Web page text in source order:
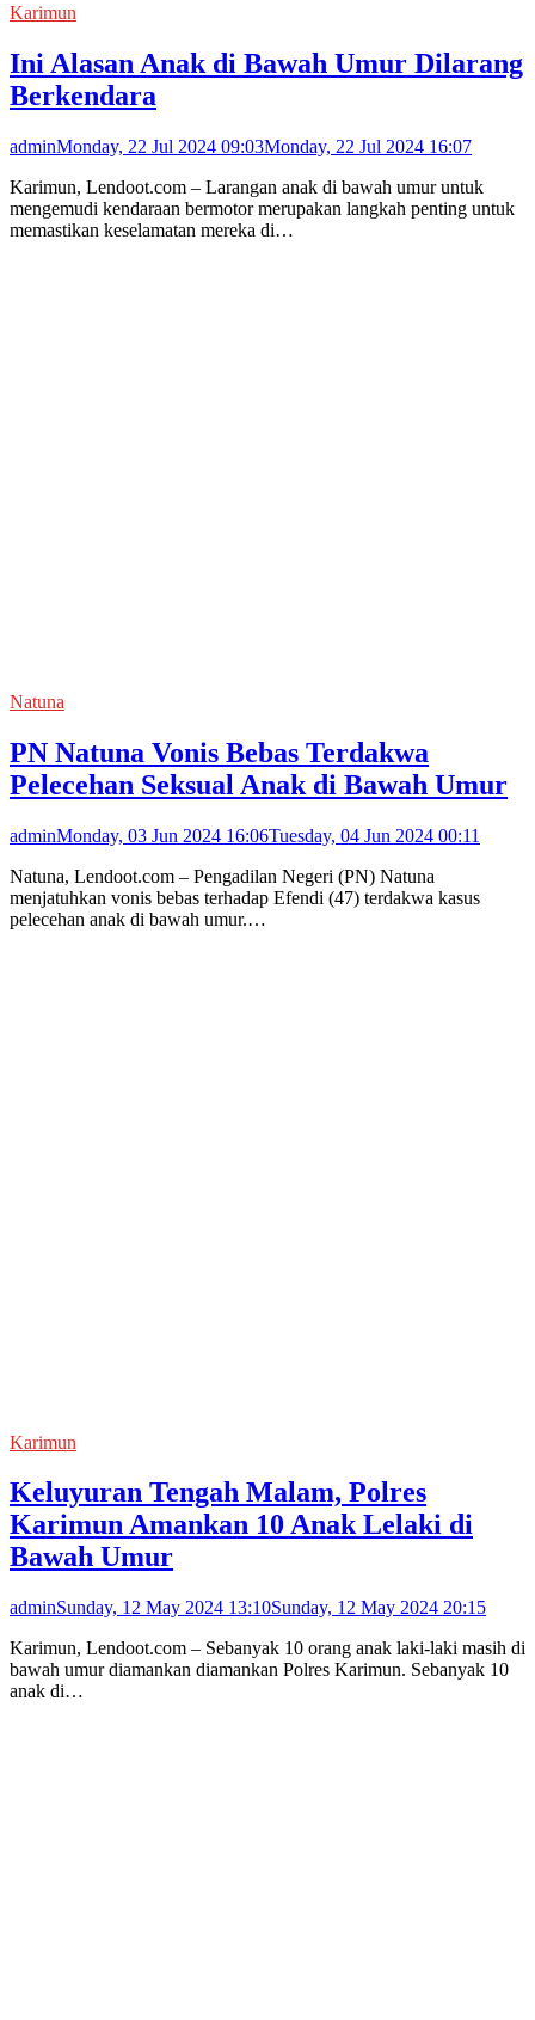
Karimun
Ini Alasan Anak di Bawah Umur Dilarang
Berkendara
adminMonday, 22 Jul 2024 09:03Monday, 22 Jul 2024 16:07
Karimun, Lendoot.com – Larangan anak di bawah umur untuk
mengemudi kendaraan bermotor merupakan langkah penting untuk
memastikan keselamatan mereka di…
Natuna
PN Natuna Vonis Bebas Terdakwa
Pelecehan Seksual Anak di Bawah Umur
adminMonday, 03 Jun 2024 16:06Tuesday, 04 Jun 2024 00:11
Natuna, Lendoot.com – Pengadilan Negeri (PN) Natuna
menjatuhkan vonis bebas terhadap Efendi (47) terdakwa kasus
pelecehan anak di bawah umur.…
Karimun
Keluyuran Tengah Malam, Polres
Karimun Amankan 10 Anak Lelaki di
Bawah Umur
adminSunday, 12 May 2024 13:10Sunday, 12 May 2024 20:15
Karimun, Lendoot.com – Sebanyak 10 orang anak laki-laki masih di
bawah umur diamankan diamankan Polres Karimun. Sebanyak 10
anak di…